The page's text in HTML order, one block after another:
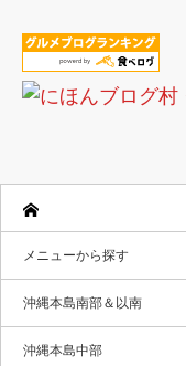
メニューから探す
沖縄本島南部＆以南
沖縄本島中部